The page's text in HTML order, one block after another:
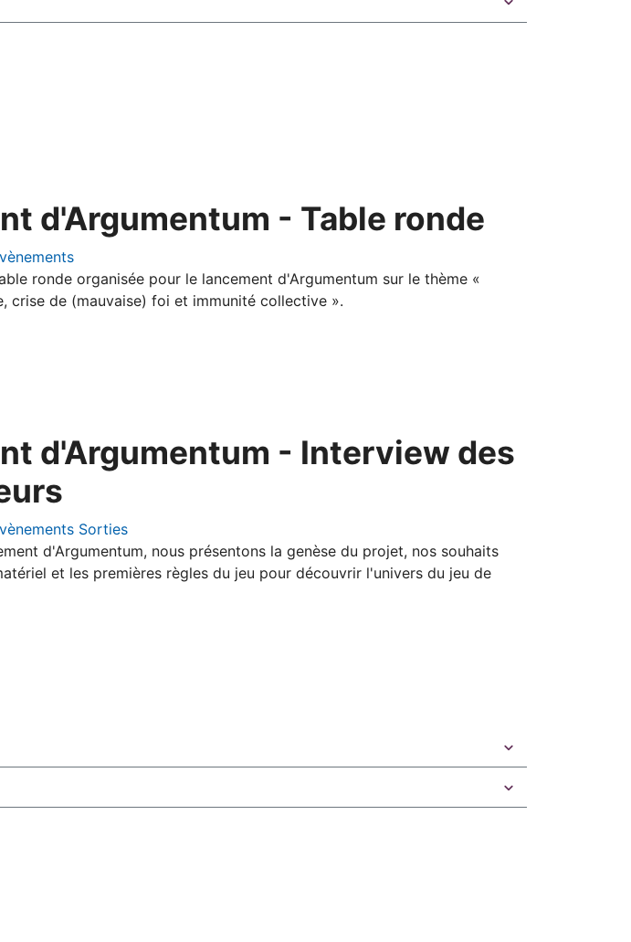
d'Argumentum - Table ronde
ronde organisée pour le lancement d'Argumentum sur le thème «
crise de (mauvaise) foi et immunité collective ».
d'Argumentum - Interview des
Sorties
d'Argumentum, nous présentons la genèse du projet, nos souhaits
et les premières règles du jeu pour découvrir l'univers du jeu de